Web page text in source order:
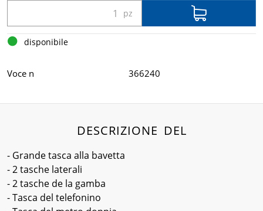
disponibile
Voce n 366240
DESCRIZIONE DEL
- Grande tasca alla bavetta
- 2 tasche laterali
- 2 tasche de la gamba
- Tasca del telefonino